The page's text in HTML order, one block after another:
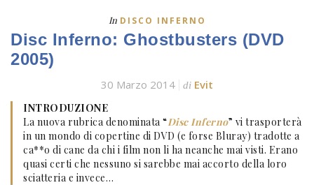
In DISCO INFERNO
Disc Inferno: Ghostbusters (DVD
2005)
30 Marzo 2014 di Evit
INTRODUZIONE
La nuova rubrica denominata “Disc Inferno” vi trasporterà
in un mondo di copertine di DVD (e forse Bluray) tradotte a
ca**o di cane da chi i film non li ha neanche mai visti. Erano
quasi certi che nessuno si sarebbe mai accorto della loro
sciatteria e invece…